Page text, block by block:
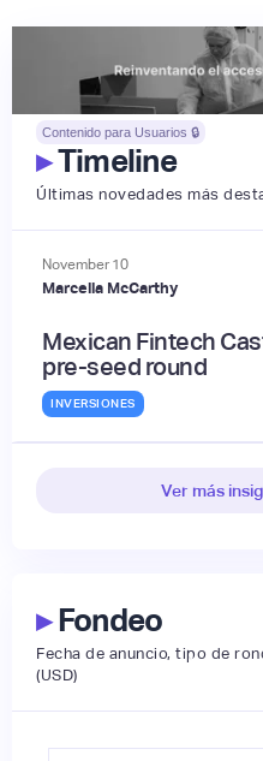
Contenido para Usuarios 🔒
▸Timeline
Últimas novedades más
November 10
Marcella McCarthy
Mexican Fintech
pre-seed round
INVERSIONES
Ver más
▸Fondeo
Fecha de anuncio, tipo de
(USD)